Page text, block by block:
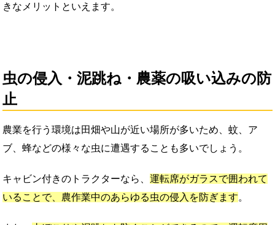
きなメリットといえます。
虫の侵入・泥跳ね・農薬の吸い込みの防
止
農業を行う環境は田畑や山が近い場所が多いため、蚊、ア
ブ、蜂などの様々な虫に遭遇することも多いでしょう。
キャビン付きのトラクターなら、運転席がガラスで囲われて
いることで、農作業中のあらゆる虫の侵入を防ぎます。